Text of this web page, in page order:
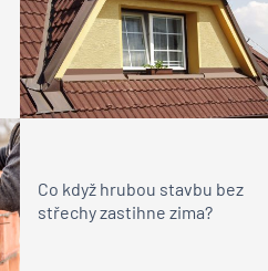
Co když hrubou stavbu bez
střechy zastihne zima?